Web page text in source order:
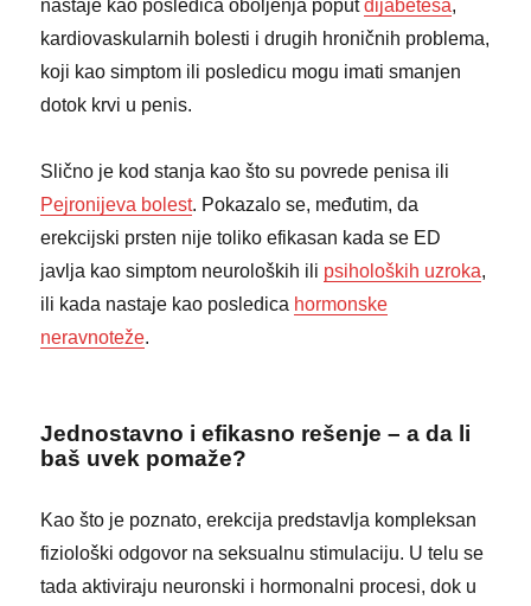
nastaje kao posledica oboljenja poputdijabetesa,
kardiovaskularnih bolesti i drugih hroničnih problema,
koji kao simptom ili posledicu mogu imati smanjen
dotok krvi u penis.
Slično je kod stanja kao što su povrede penisa ili
Pejronijeva bolest. Pokazalo se, međutim, da
erekcijski prsten nije toliko efikasan kada se ED
javlja kao simptom neuroloških ili psiholoških uzroka,
ili kada nastaje kao posledica hormonske
neravnoteže.
Jednostavno i efikasno rešenje – a da li
baš uvek pomaže?
Kao što je poznato, erekcija predstavlja kompleksan
fiziološki odgovor na seksualnu stimulaciju. U telu se
tada aktiviraju neuronski i hormonalni procesi, dok u